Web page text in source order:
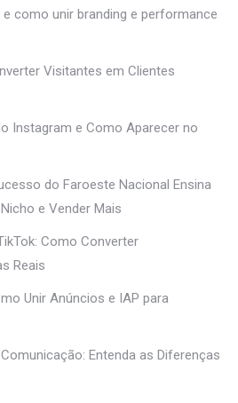
e como unir branding e performance
Visitantes em Clientes
Instagram e Como Aparecer no
do Faroeste Nacional Ensina
e Vender Mais
Como Converter
Reais
Unir Anúncios e IAP para
Entenda as Diferenças